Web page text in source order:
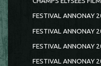
FESTIVAL ANNONAY
FESTIVAL ANNONAY
FESTIVAL ANNONAY
FESTIVAL ANNONAY